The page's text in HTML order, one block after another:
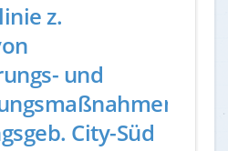
z.
und
City-Süd